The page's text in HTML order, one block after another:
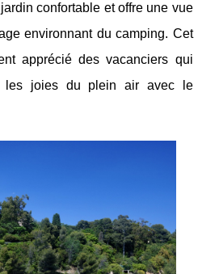
confortable et offre une vue
environnant du camping. Cet
apprécié des vacanciers qui
les joies du plein air avec le